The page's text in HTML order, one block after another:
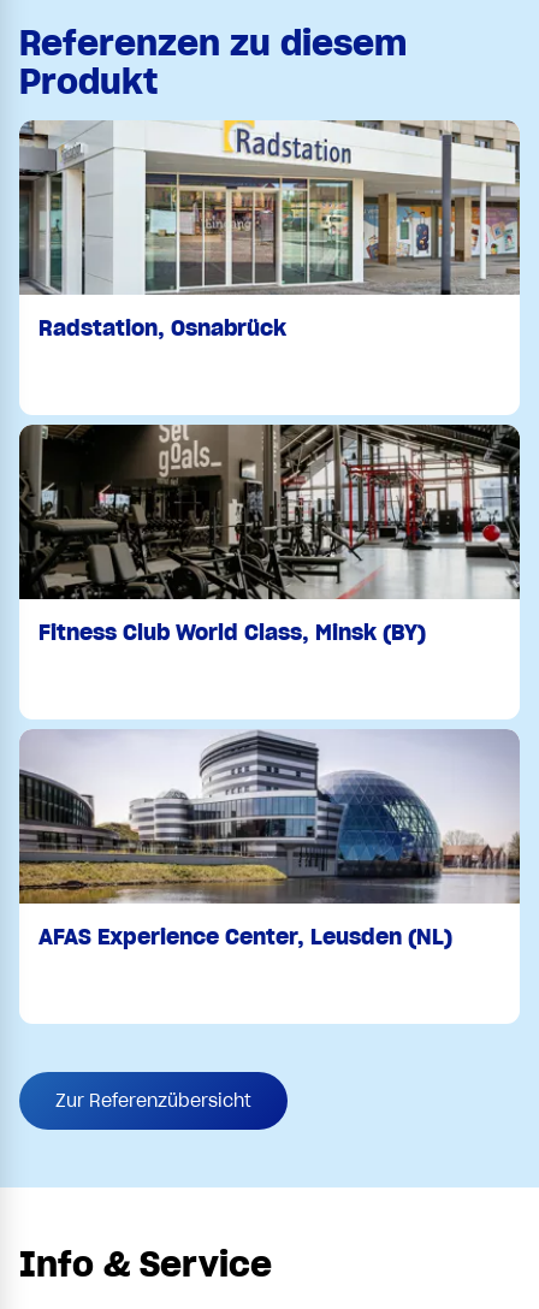
Referenzen zu diesem
Produkt
Radstation, Osnabrück
Fitness Club World Class, Minsk (BY)
AFAS Experience Center, Leusden (NL)
Zur Referenzübersicht
Info & Service